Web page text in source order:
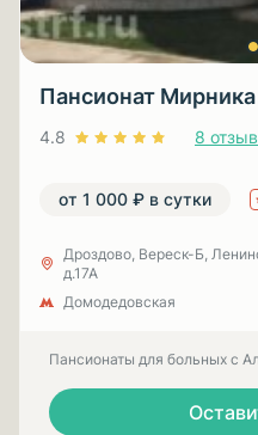
Пансионат
4.8 8
от 1 000 ₽ в сутки
Дроздово, Вереск-Б,
д.17А
Домодедовская
Пансионаты для больных с